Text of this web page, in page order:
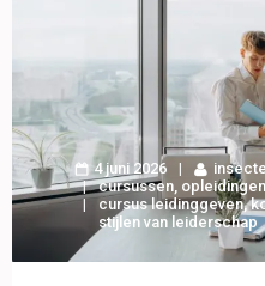
4 juni 2026
cursussen, opleidingen
cursus leidinggeven,
stijlen van leiderschap